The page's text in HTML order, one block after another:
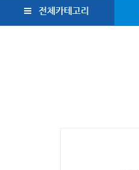
전체카테고리